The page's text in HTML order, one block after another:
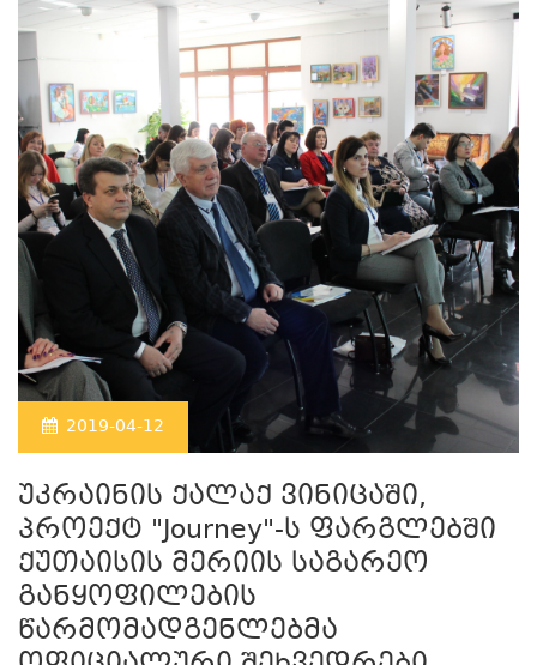
2019-04-12
უკრაინის ქალაქ ვინიცაში,
პროექტ "Journey"-ს ფარგლებში
ქუთაისის მერიის საგარეო
განყოფილების
წარმომადგენლებმა